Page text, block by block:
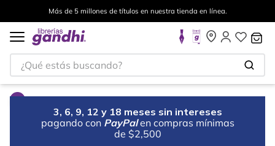
Más de 5 millones de títulos en nuestra tienda en línea.
¿Qué estás buscando?
3, 6, 9, 12 y 18 meses sin intereses
pagando con PayPal en compras mínimas
de $2,500